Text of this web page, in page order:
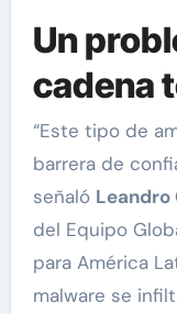
Un
cadena
“Este tipo de
barrera de
señaló Leandro
del Equipo
para América
malware se